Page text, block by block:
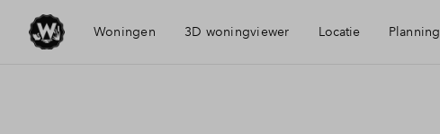
Woningen 3D woningviewer Locatie Planning